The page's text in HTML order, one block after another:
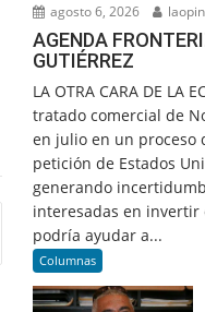
agosto 6, 2026
AGENDA
GUTIÉRREZ
LA OTRA CARA DE LA
tratado comercial de
en julio en un proceso
petición de Estados
generando
interesadas en
podría ayudar a...
Columnas